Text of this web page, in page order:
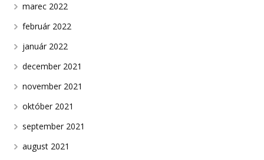
marec 2022
február 2022
január 2022
december 2021
november 2021
október 2021
september 2021
august 2021